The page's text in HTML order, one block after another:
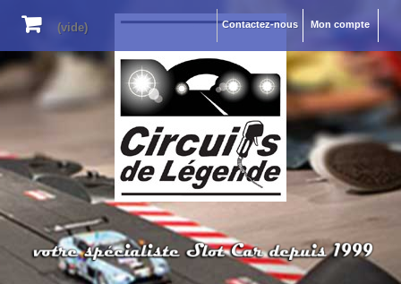
Mon compte
Contactez-nous
(vide)